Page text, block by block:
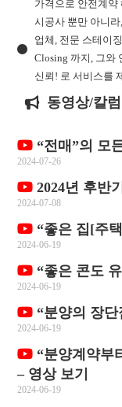
가격으로 안전계약
시공사 뿐만 아니
업체, 전문 스테이
Closing 까지, 그와
신뢰! 로 서비스를
동영상/칼럼
“전매”의 모
2024-07-26
2024년 후반
2024-07-08
“좋은 집[주
2024-06-19
“좋은 콘도
2024-06-19
“분양의 장단
2024-06-19
“분양계약부
– 영상 보기
2024-06-19